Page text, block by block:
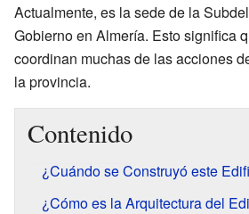
Actualmente, es la sede de la
Gobierno en Almería. Esto significa
coordinan muchas de las acciones
la provincia.
Contenido
¿Cuándo se Construyó este
¿Cómo es la Arquitectura del